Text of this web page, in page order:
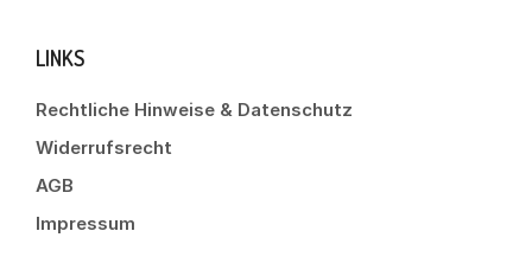
LINKS
Rechtliche Hinweise & Datenschutz
Widerrufsrecht
AGB
Impressum